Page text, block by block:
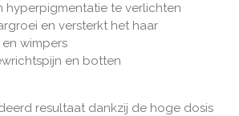
hyperpigmentatie te verlichten
en versterkt het haar
wimpers
en botten
resultaat dankzij de hoge dosis